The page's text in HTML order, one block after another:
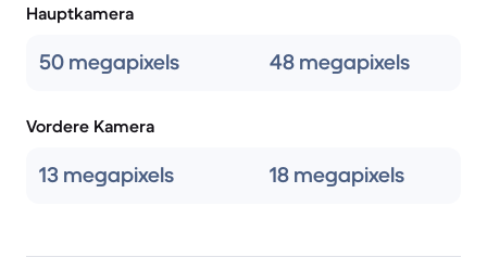
Hauptkamera
50 megapixels 48 megapixels
Vordere Kamera
13 megapixels 18 megapixels